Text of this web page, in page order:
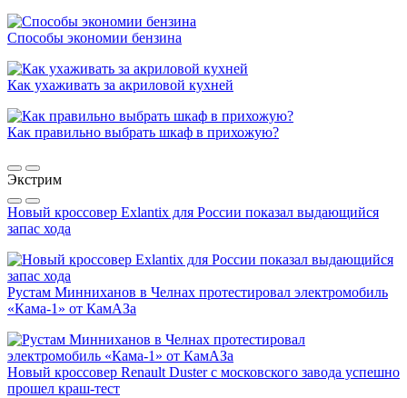
Способы экономии бензина
Как ухаживать за акриловой кухней
Как правильно выбрать шкаф в прихожую?
Экстрим
Новый кроссовер Exlantix для России показал выдающийся
запас хода
Рустам Минниханов в Челнах протестировал электромобиль
«Кама-1» от КамАЗа
Новый кроссовер Renault Duster с московского завода успешно
прошел краш-тест